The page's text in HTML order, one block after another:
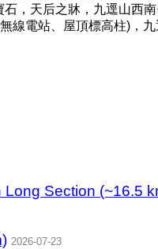
，天后之牀，九逕山西
線電站、屋頂標高柱)，
Long Section (~16.5
2026-07-23